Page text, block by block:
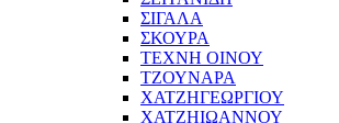
ΣΙΓΑΛΑ
ΣΚΟΥΡΑ
ΤΕΧΝΗ ΟΙΝΟΥ
ΤΖΟΥΝΑΡΑ
ΧΑΤΖΗΓΕΩΡΓΙΟΥ
ΧΑΤΖΗΙΩΑΝΝΟΥ